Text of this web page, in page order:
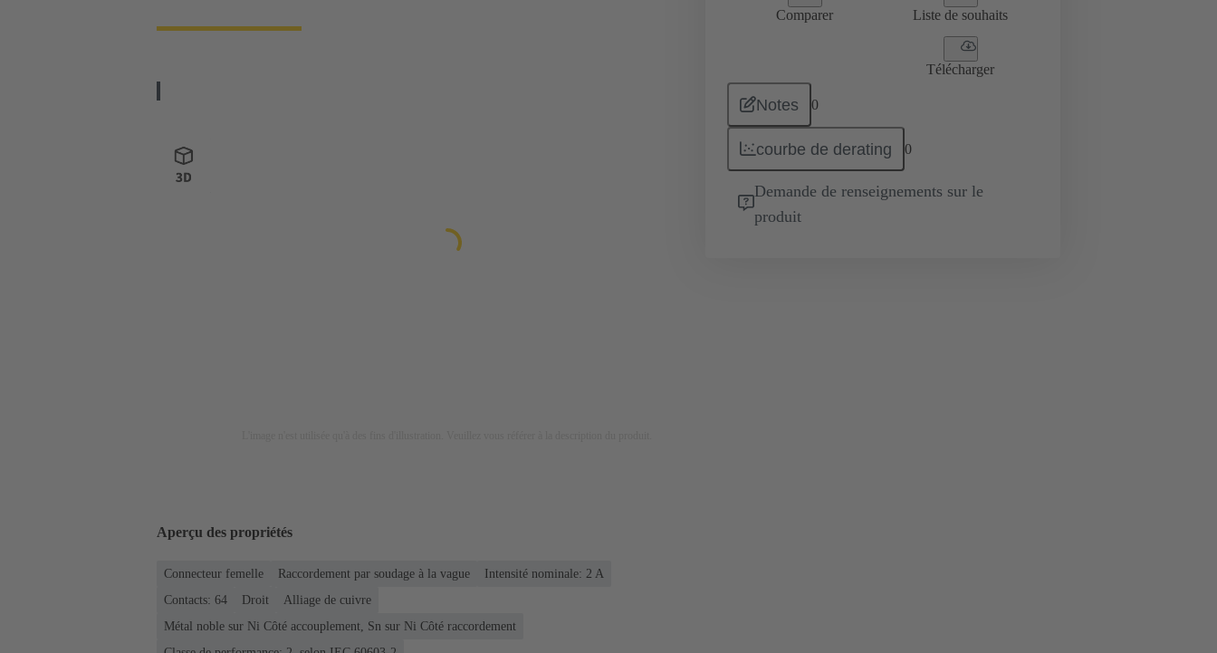
Comparer Liste de souhaits
Télécharger
Notes 0
courbe de derating 0
Demande de renseignements sur le
produit
Aperçu des propriétés
Connecteur femelle Raccordement par soudage à la vague
Intensité nominale: ‌2 A
Contacts: 64
Droit
Alliage de cuivre
Métal noble sur Ni Côté accouplement, Sn sur Ni Côté raccordement